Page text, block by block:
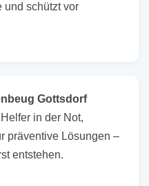
und schützt vor
Gottsdorf
in der Not,
präventive Lösungen –
entstehen.